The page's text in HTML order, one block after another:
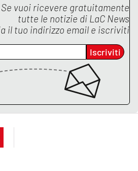
Se vuoi ricevere gratuitamente
tutte le notizie di LaC News
il tuo indirizzo email e iscriviti
Iscriviti